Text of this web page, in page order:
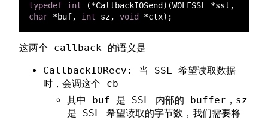
typedef int
char *buf, int sz, void
这两个 callback 的语义是
CallbackIORecv: 当 SSL 希望读取数据
时，会调这个 cb
其中 buf 是 SSL 内部的 buffer，sz
是 SSL 希望读取的字节数，我们需要将